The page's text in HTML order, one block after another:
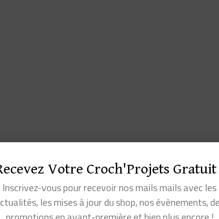
Votre Croch'Projets
Inscrivez-vous pour recevoir nos mails mails avec les
les mises à jour du shop, nos évènements,